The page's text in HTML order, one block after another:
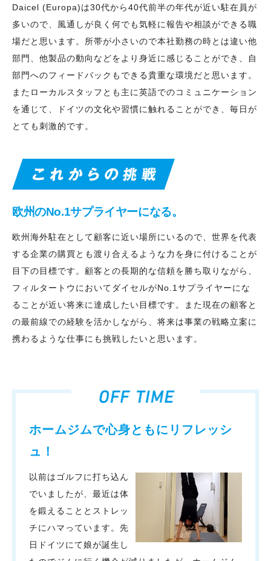
Daicel (Europa)は30代から40代前半の年代が近い駐在員が
多いので、風通しが良く何でも気軽に報告や相談ができる職
場だと思います。所帯が小さいので本社勤務の時とは違い他
部門、他製品の動向などをより身近に感じることができ、自
部門へのフィードバックもできる貴重な環境だと思います。
またローカルスタッフとも主に英語でのコミュニケーション
を通じて、ドイツの文化や習慣に触れることができ、毎日が
とても刺激的です。
欧州のNo.1サプライヤーになる。
欧州海外駐在として顧客に近い場所にいるので、世界を代表
する企業の購買とも渡り合えるような力を身に付けることが
目下の目標です。顧客との長期的な信頼を勝ち取りながら、
フィルタートウにおいてダイセルがNo.1サプライヤーにな
ることが近い将来に達成したい目標です。また現在の顧客と
の最前線での経験を活かしながら、将来は事業の戦略立案に
携わるような仕事にも挑戦したいと思います。
ホームジムで心身ともにリフレッシ
ュ！
以前はゴルフに打ち込ん
でいましたが、最近は体
を鍛えることとストレッ
チにハマっています。先
日ドイツにて娘が誕生し